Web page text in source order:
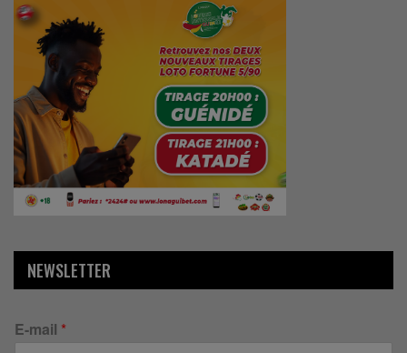
NEWSLETTER
E-mail *